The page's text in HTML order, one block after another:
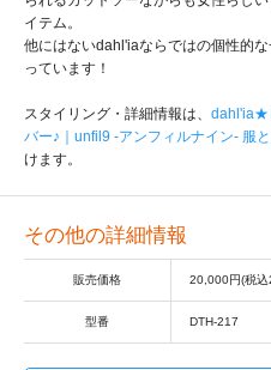
イテム。
他にはないdahl'iaならではの個性的
っています！
スタイリング・詳細情報は、 dahl'ia★
バー♪｜unfil9 -アンフィルナイン- 服と
けます。
その他の詳細情報
販売価格 20,000円(税
型番 DTH-217